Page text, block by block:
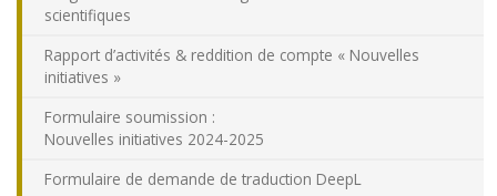
Espace membre
scientifiques
Rapport d’activités & reddition de compte « Nouvelles
initiatives »
Formulaire soumission :
Nouvelles initiatives 2024-2025
Formulaire de demande de traduction DeepL